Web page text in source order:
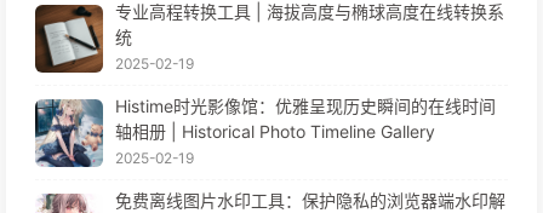
专业高程转换工具 | 海拔高度与椭球高度在线转换系
统
2025-02-19
Histime时光影像馆：优雅呈现历史瞬间的在线时间
轴相册 | Historical Photo Timeline Gallery
2025-02-19
免费离线图片水印工具：保护隐私的浏览器端水印解